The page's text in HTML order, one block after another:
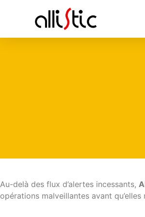
Au-delà des flux d’alertes incessants,
opérations malveillantes avant